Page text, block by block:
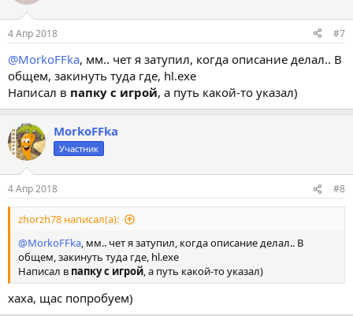
4 Апр 2018 #7
@MorkoFFka, мм.. чет я затупил, когда описание делал.. В
общем, закинуть туда где, hl.exe
Написал в папку с игрой, а путь какой-то указал)
MorkoFFka
Участник
4 Апр 2018 #8
zhorzh78 написал(а):
@MorkoFFka, мм.. чет я затупил, когда описание делал.. В
общем, закинуть туда где, hl.exe
Написал в папку с игрой, а путь какой-то указал)
хаха, щас попробуем)